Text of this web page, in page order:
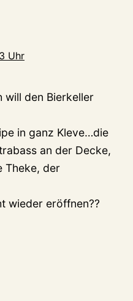
Uhr
will den Bierkeller
in ganz Kleve…die
an der Decke,
Theke, der
wieder eröffnen??